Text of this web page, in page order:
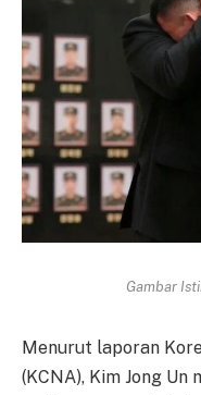
Gambar
Menurut laporan
(KCNA), Kim Jong